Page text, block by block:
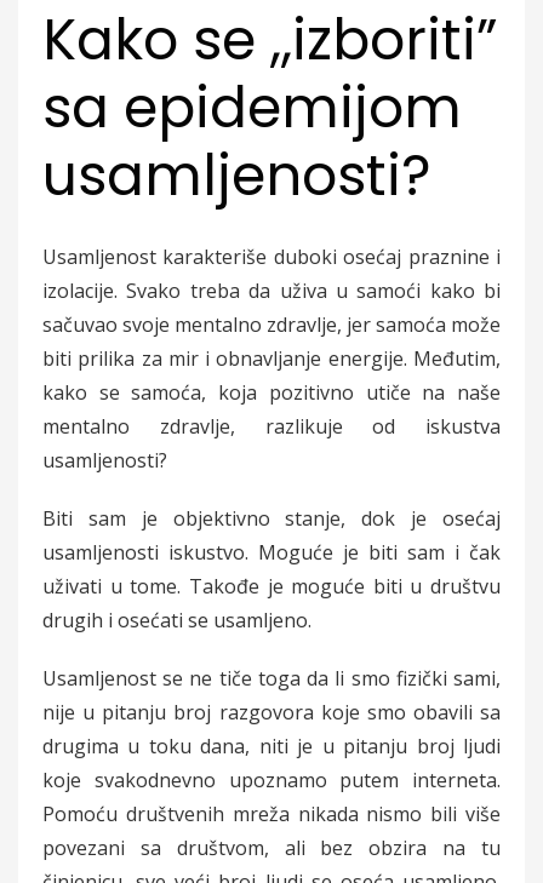
Kako se ,,izboriti”
sa epidemijom
usamljenosti?
Usamljenost karakteriše duboki osećaj praznine i
izolacije. Svako treba da uživa u samoći kako bi
sačuvao svoje mentalno zdravlje, jer samoća može
biti prilika za mir i obnavljanje energije. Međutim,
kako se samoća, koja pozitivno utiče na naše
mentalno zdravlje, razlikuje od iskustva
usamljenosti?
Biti sam je objektivno stanje, dok je osećaj
usamljenosti iskustvo. Moguće je biti sam i čak
uživati u tome. Takođe je moguće biti u društvu
drugih i osećati se usamljeno.
Usamljenost se ne tiče toga da li smo fizički sami,
nije u pitanju broj razgovora koje smo obavili sa
drugima u toku dana, niti je u pitanju broj ljudi
koje svakodnevno upoznamo putem interneta.
Pomoću društvenih mreža nikada nismo bili više
povezani sa društvom, ali bez obzira na tu